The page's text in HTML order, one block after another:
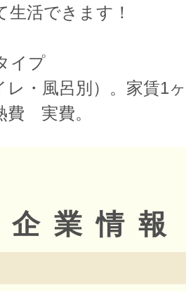
生活できます！
イプ
レ・風呂別）。家賃1
費 実費。
企業情報